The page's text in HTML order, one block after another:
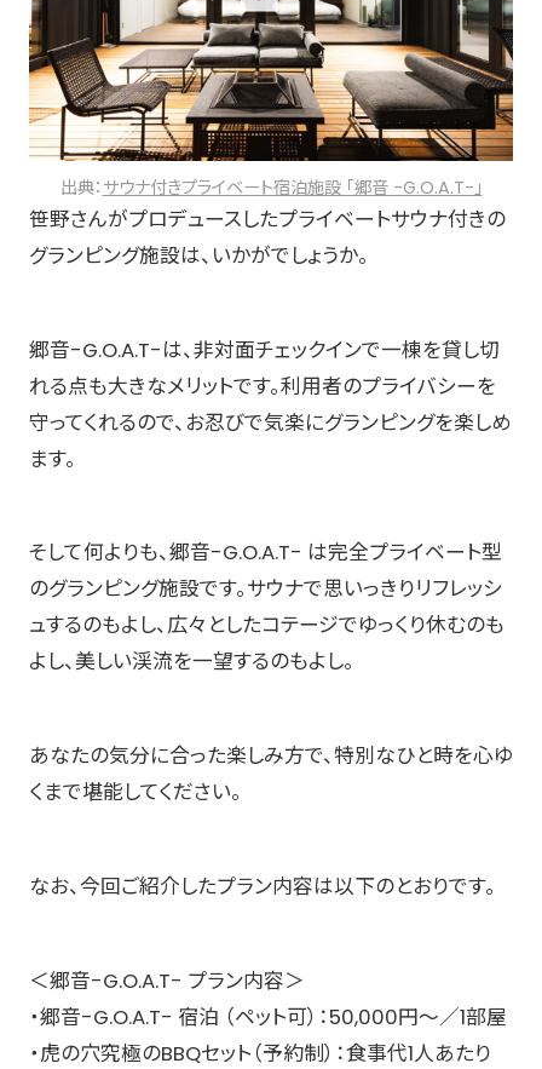
出典： サウナ付きプライベート宿泊施設 「郷音 -G.O.A.T-」
笹野さんがプロデュースしたプライベートサウナ付きの
グランピング施設は、いかがでしょうか。
郷音-G.O.A.T-は、非対面チェックインで一棟を貸し切
れる点も大きなメリットです。利用者のプライバシーを
守ってくれるので、お忍びで気楽にグランピングを楽しめ
ます。
そして何よりも、郷音-G.O.A.T- は完全プライベート型
のグランピング施設です。サウナで思いっきりリフレッシ
ュするのもよし、広々としたコテージでゆっくり休むのも
よし、美しい渓流を一望するのもよし。
あなたの気分に合った楽しみ方で、特別なひと時を心ゆ
くまで堪能してください。
なお、今回ご紹介したプラン内容は以下のとおりです。
＜郷音-G.O.A.T- プラン内容＞
・郷音-G.O.A.T- 宿泊 （ペット可）：50,000円～／1部屋
・虎の穴究極のBBQセット（予約制）：食事代1人あたり